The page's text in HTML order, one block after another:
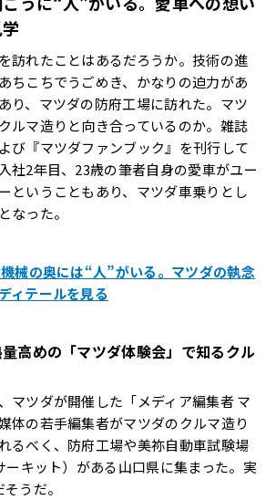
訪れたことはあるだろうか。技術の進
ちこちでうごめき、かなりの迫力があ
り、マツダの防府工場に訪れた。マツ
ルマ造りと向き合っているのか。雑誌
び『マツダファンブック』を刊行して
社2年目、23歳の筆者自身の愛車がユー
ということもあり、マツダ車乗りとし
なった。
機械の奥には“人”がいる。マツダの執念
ィテールを見る
高めの「マツダ体験会」で知るクル
マツダが開催した「メディア編集者 マ
体の若手編集者がマツダのクルマ造り
るべく、防府工場や美祢自動車試験場
ーキット）がある山口県に集まった。実
うだ。